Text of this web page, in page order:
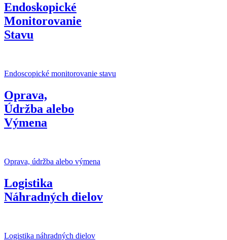
Endoskopické
Monitorovanie
Stavu
Endoscopické monitorovanie stavu
Oprava,
Údržba alebo
Výmena
Oprava, údržba alebo výmena
Logistika
Náhradných dielov
Logistika náhradných dielov